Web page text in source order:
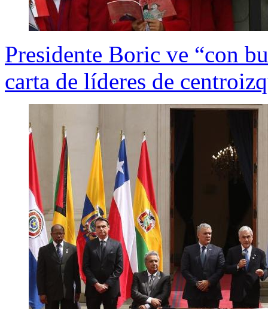
Presidente Boric ve “con
carta de líderes de